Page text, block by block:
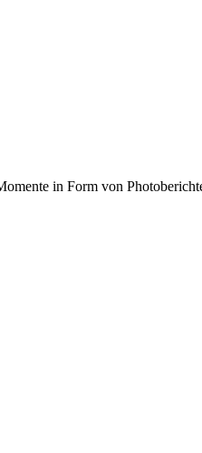
in Form von